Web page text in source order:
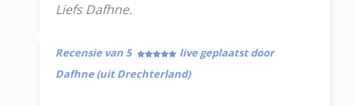
Liefs Dafhne.
Recensie van 5
live geplaatst door
Dafhne (uit Drechterland)